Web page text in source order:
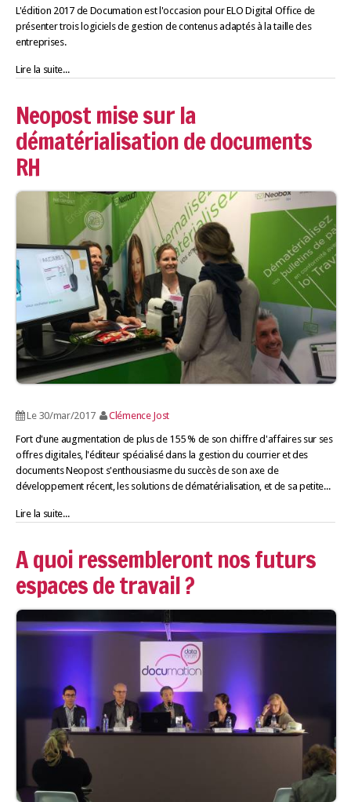
L'édition 2017 de Documation est l'occasion pour ELO Digital Office de
présenter trois logiciels de gestion de contenus adaptés à la taille des
entreprises.
Lire la suite...
Neopost mise sur la
dématérialisation de documents
RH
Le 30/mar/2017
Clémence Jost
Fort d'une augmentation de plus de 155 % de son chiffre d'affaires sur ses
offres digitales, l'éditeur spécialisé dans la gestion du courrier et des
documents Neopost s'enthousiasme du succès de son axe de
développement récent, les solutions de dématérialisation, et de sa petite...
Lire la suite...
A quoi ressembleront nos futurs
espaces de travail ?